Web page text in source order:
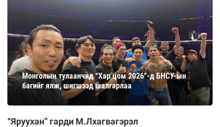
Монголын тулаанчид “Хар цом 2026”-д БНСУ-ын
багийг ялж, шигшээд шалгарлаа
“Яруухан” гарди М.Лхагвагэрэл